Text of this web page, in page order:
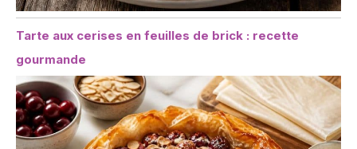
Tarte aux cerises en feuilles de brick : recette
gourmande